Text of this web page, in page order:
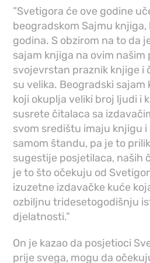
”Svetigora će ove godine
beogradskom Sajmu
godina. S obzirom na to da
sajam knjiga na ovim našim
svojevrstan praznik knjige i
su velika. Beogradski
koji okuplja veliki broj ljudi i
susrete čitalaca sa
svom središtu imaju knjigu i
samom štandu, pa je to
sugestije posjetilaca, naših
je to što očekuju od
izuzetne izdavačke kuće
ozbiljnu tridesetogodišnju
djelatnosti.”
On je kazao da posjetioci
prije svega, mogu da